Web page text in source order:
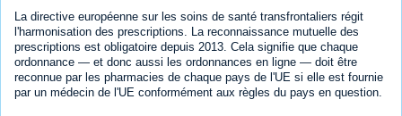
La directive européenne sur les soins de santé transfrontaliers régit
l'harmonisation des prescriptions. La reconnaissance mutuelle des
prescriptions est obligatoire depuis 2013. Cela signifie que chaque
ordonnance — et donc aussi les ordonnances en ligne — doit être
reconnue par les pharmacies de chaque pays de l'UE si elle est fournie
par un médecin de l'UE conformément aux règles du pays en question.